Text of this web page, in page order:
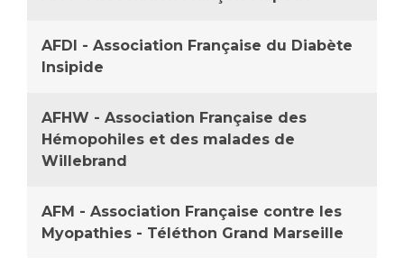
Médecine nucléaire
Maladies rares
Maternité Hôpital Nord
Adresser un examen au Laboratoire d'Infectiologie
Centres de référence Maladies Rares
Presse / Multimédia
Communiqués de presse
Dossiers de presse
AFDI - Association Française du Diabète
Insipide
AFHW - Association Française des
Hémopohiles et des malades de
Willebrand
AFM - Association Française contre les
Myopathies - Téléthon Grand Marseille